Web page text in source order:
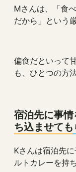
Mさんは、「食
だから」という
偏食だといって
も、ひとつの方
宿泊先に事
ち込ませても
Kさんは宿泊先
ルトカレーを持